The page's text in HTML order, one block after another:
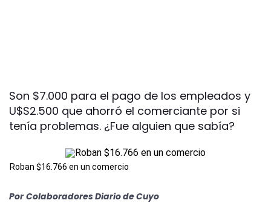
Son $7.000 para el pago de los empleados y
U$S2.500 que ahorró el comerciante por si
tenía problemas. ¿Fue alguien que sabía?
Roban $16.766 en un comercio
Por Colaboradores Diario de Cuyo